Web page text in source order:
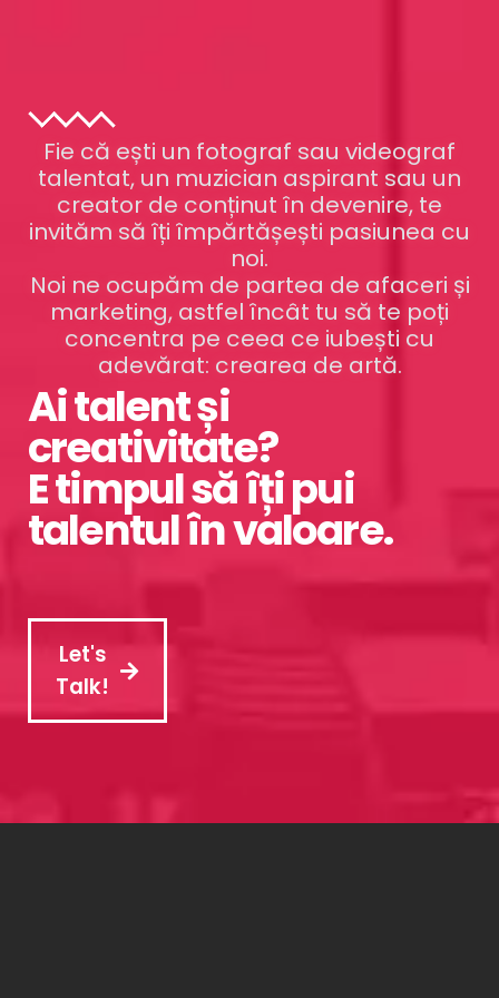
Fie că ești un fotograf sau videograf
talentat, un muzician aspirant sau un
creator de conținut în devenire, te
invităm să îți împărtășești pasiunea cu
noi.
Noi ne ocupăm de partea de afaceri și
marketing, astfel încât tu să te poți
concentra pe ceea ce iubești cu
adevărat: crearea de artă.
Ai talent și
creativitate?
E timpul să îți pui
talentul în valoare.
Let's
Talk!